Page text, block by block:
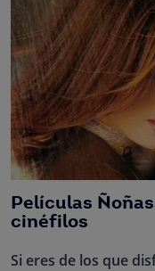
Películas
cinéfilos
Si eres de los que